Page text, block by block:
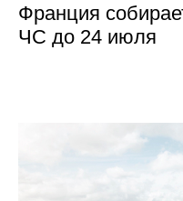
Франция
ЧС до 24 июля